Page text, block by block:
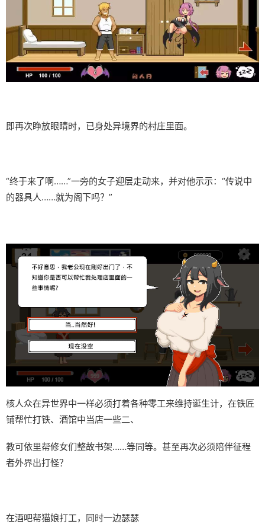
即再次睁放眼睛时，已身处异境界的村庄里面。
“终于来了啊……”一旁的女子迎层走动来，并对他示示：“传说中
的器具人……就为阁下吗？”
核人众在异世界中一样必须打着各种零工来维持诞生计，在铁匠
铺帮忙打铁、酒馆中当店一些二、
教可依里帮修女们整故书架……等同等。甚至再次必须陪伴征程
者外界出打怪？
在酒吧帮猫娘打工，同时一边瑟瑟